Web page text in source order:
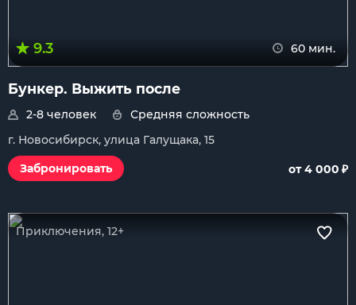
9.3 60 мин.
Бункер. Выжить после
2-8 человек
Средняя сложность
г. Новосибирск, улица Галущака, 15
Забронировать
от 4 000 ₽
Приключения, 12+